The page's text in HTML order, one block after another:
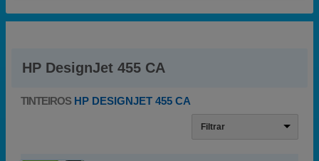
HP DesignJet 455 CA
TINTEIROS HP DESIGNJET 455 CA
Filtrar